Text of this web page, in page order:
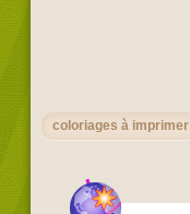
coloriages à imprimer